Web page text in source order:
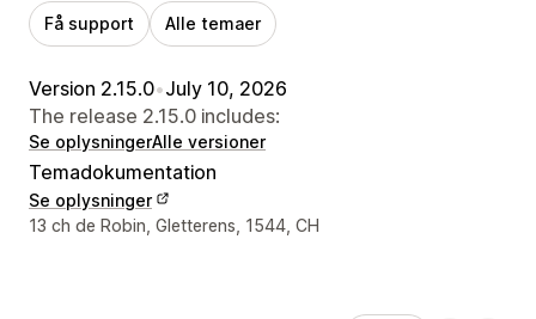
Få support Alle temaer
Version 2.15.0•July 10, 2026
The release 2.15.0 includes:
Se oplysningerAlle versioner
Temadokumentation
Se oplysninger
Se kontaktoplysninger
13 ch de Robin, Gletterens, 1544, CH